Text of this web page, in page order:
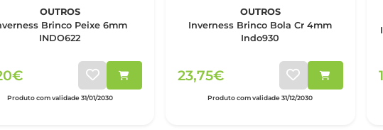
OUTROS
Brinco Peixe 6mm
INDO622
Produto com validade 31/01/2030
OUTROS
Inverness Brinco Bola Cr 4mm
Indo930
23,75€
Produto com validade 31/12/2030